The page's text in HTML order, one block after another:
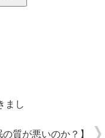
まし
質が悪いのか？】